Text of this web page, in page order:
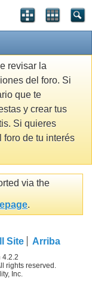
revisar la
del foro. Si
que te
y crear tus
Si quieres
foro de tu interés
via the
.
Site Arriba
rights reserved.
Inc.